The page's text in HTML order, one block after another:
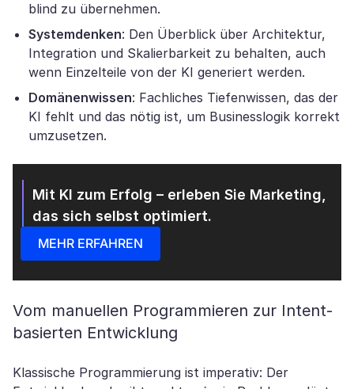
blind zu übernehmen.
Systemdenken: Den Überblick über Architektur,
Integration und Skalierbarkeit zu behalten, auch
wenn Einzelteile von der KI generiert werden.
Domänenwissen: Fachliches Tiefenwissen, das der
KI fehlt und das nötig ist, um Businesslogik korrekt
umzusetzen.
Mit KI zum Erfolg – erleben Sie Marketing,
das sich selbst optimiert.
MEHR ERFAHREN
Vom manuellen Programmieren zur Intent-
basierten Entwicklung
Klassische Programmierung ist imperativ: Der